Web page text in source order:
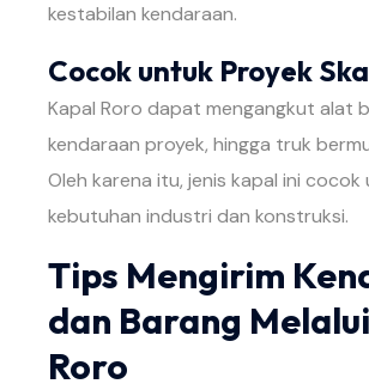
kestabilan kendaraan.
Cocok untuk Proyek
Kapal Roro dapat mengangkut alat
kendaraan proyek, hingga truk
Oleh karena itu, jenis kapal ini cocok
kebutuhan industri dan konstruksi.
Tips Mengirim
dan Barang
Roro